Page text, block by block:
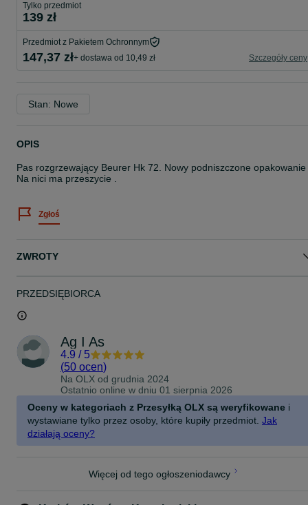
Tylko przedmiot
139 zł
Przedmiot z Pakietem Ochronnym
147,37 zł+ dostawa od 10,49 zł Szczegóły ceny
Stan: Nowe
OPIS
Pas rozgrzewający Beurer Hk 72. Nowy podniszczone opakowanie
Na nici ma przeszycie .
Zgłoś
ZWROTY
PRZEDSIĘBIORCA
Ag I As
4.9 / 5
(50 ocen)
Na OLX od grudnia 2024
Ostatnio online w dniu 01 sierpnia 2026
Oceny w kategoriach z Przesyłką OLX są weryfikowane i
wystawiane tylko przez osoby, które kupiły przedmiot. Jak
działają oceny?
Więcej od tego ogłoszeniodawcy